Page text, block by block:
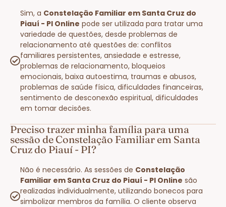
Sim, a Constelação Familiar em Santa Cruz do
Piauí - PI Online pode ser utilizada para tratar uma
variedade de questões, desde problemas de
relacionamento até questões de: conflitos
familiares persistentes, ansiedade e estresse,
problemas de relacionamento, bloqueios
emocionais, baixa autoestima, traumas e abusos,
problemas de saúde física, dificuldades financeiras,
sentimento de desconexão espiritual, dificuldades
em tomar decisões.
Preciso trazer minha família para uma
sessão de Constelação Familiar em Santa
Cruz do Piauí - PI?
Não é necessário. As sessões de Constelação
Familiar em Santa Cruz do Piauí - PI Online são
realizadas individualmente, utilizando bonecos para
simbolizar membros da família. O cliente observa